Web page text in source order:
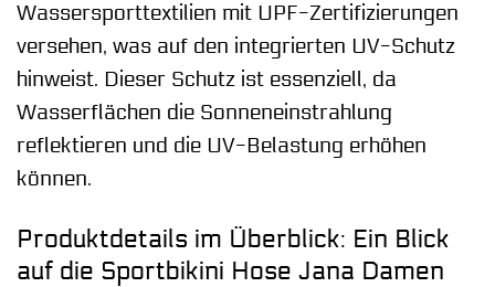
Wassersporttextilien mit UPF-Zertifizierungen
versehen, was auf den integrierten UV-Schutz
hinweist. Dieser Schutz ist essenziell, da
Wasserflächen die Sonneneinstrahlung
reflektieren und die UV-Belastung erhöhen
können.
Produktdetails im Überblick: Ein Blick
auf die Sportbikini Hose Jana Damen